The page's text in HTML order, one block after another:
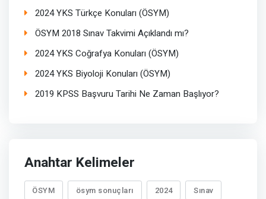
2024 YKS Türkçe Konuları (ÖSYM)
ÖSYM 2018 Sınav Takvimi Açıklandı mı?
2024 YKS Coğrafya Konuları (ÖSYM)
2024 YKS Biyoloji Konuları (ÖSYM)
2019 KPSS Başvuru Tarihi Ne Zaman Başlıyor?
Anahtar Kelimeler
ÖSYM ösym sonuçları 2024 Sınav